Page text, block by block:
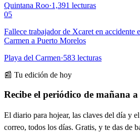
Quintana Roo·1,391 lecturas
05
Fallece trabajador de Xcaret en accidente
Carmen a Puerto Morelos
Playa del Carmen·583 lecturas
📰 Tu edición de hoy
Recibe el periódico de mañana
El diario para hojear, las claves del día y
correo, todos los días. Gratis, y te das de